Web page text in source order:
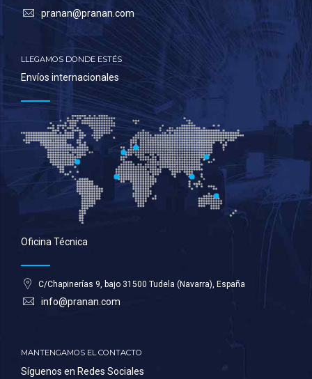
pranan@pranan.com
LLEGAMOS DONDE ESTÉS
Envíos internacionales
Oficina Técnica
C/Chapinerías 9, bajo 31500 Tudela (Navarra), España
info@pranan.com
MANTENGAMOS EL CONTACTO
Síguenos en Redes Sociales